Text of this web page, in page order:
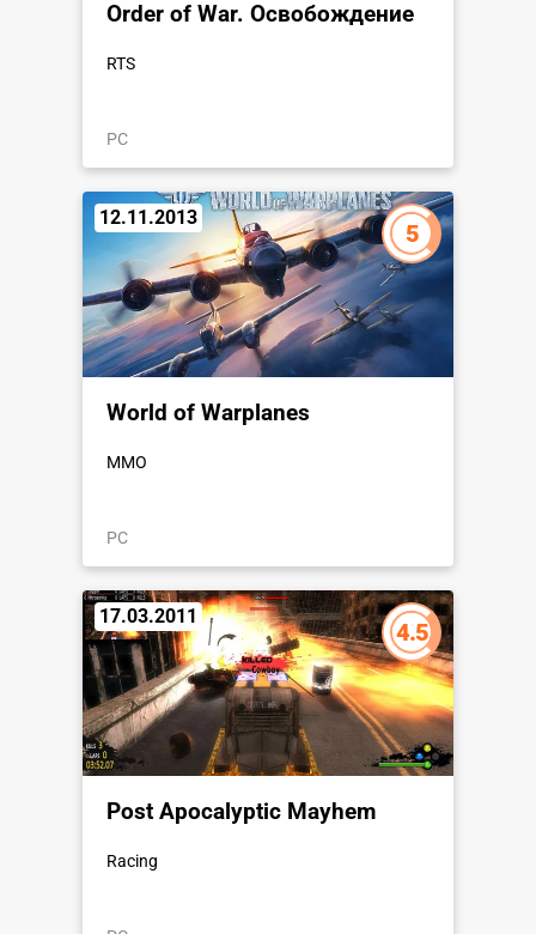
Order of War. Освобождение
RTS
PC
12.11.2013
5
World of Warplanes
MMO
PC
17.03.2011
4.5
Post Apocalyptic Mayhem
Racing